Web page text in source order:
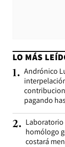
LO MÁS
1. Andrónico
pagando
2.
homólogo
costará